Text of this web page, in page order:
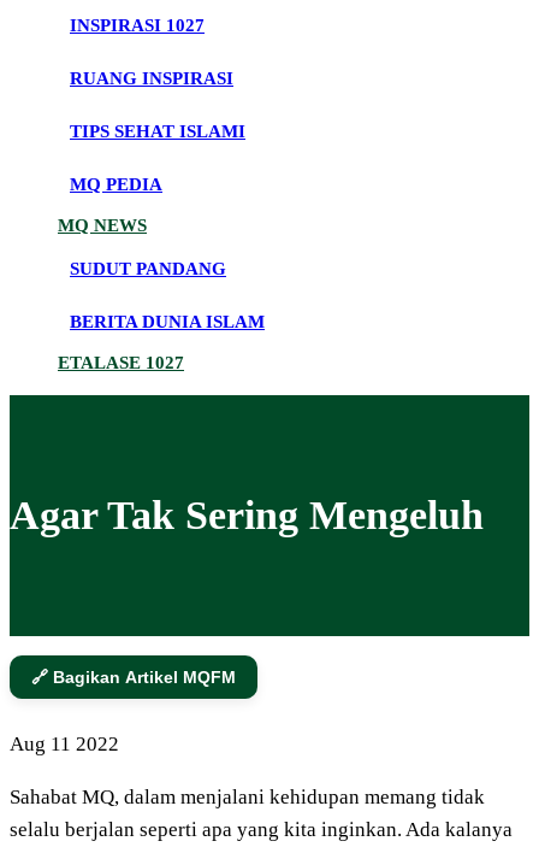
INSPIRASI 1027
RUANG INSPIRASI
TIPS SEHAT ISLAMI
MQ PEDIA
MQ NEWS
SUDUT PANDANG
BERITA DUNIA ISLAM
ETALASE 1027
Agar Tak Sering Mengeluh
🔗 Bagikan Artikel MQFM
Aug 11 2022
Sahabat MQ, dalam menjalani kehidupan memang tidak
selalu berjalan seperti apa yang kita inginkan. Ada kalanya